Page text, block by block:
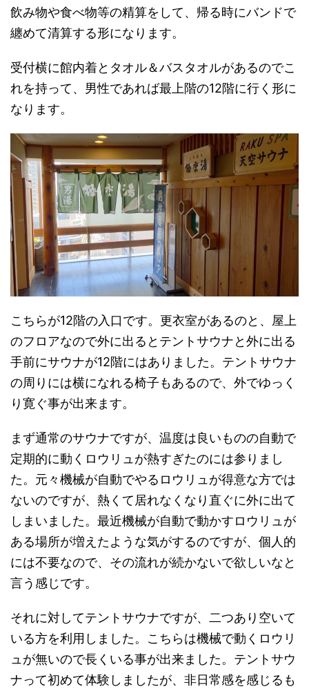
飲み物や食べ物等の精算をして、帰る時にバンドで
纏めて清算する形になります。
受付横に館内着とタオル＆バスタオルがあるのでこ
れを持って、男性であれば最上階の12階に行く形に
なります。
こちらが12階の入口です。更衣室があるのと、屋上
のフロアなので外に出るとテントサウナと外に出る
手前にサウナが12階にはありました。テントサウナ
の周りには横になれる椅子もあるので、外でゆっく
り寛ぐ事が出来ます。
まず通常のサウナですが、温度は良いものの自動で
定期的に動くロウリュが熱すぎたのには参りまし
た。元々機械が自動でやるロウリュが得意な方では
ないのですが、熱くて居れなくなり直ぐに外に出て
しまいました。最近機械が自動で動かすロウリュが
ある場所が増えたような気がするのですが、個人的
には不要なので、その流れが続かないで欲しいなと
言う感じです。
それに対してテントサウナですが、二つあり空いて
いる方を利用しました。こちらは機械で動くロウリ
ュが無いので長くいる事が出来ました。テントサウ
ナって初めて体験しましたが、非日常感を感じるも